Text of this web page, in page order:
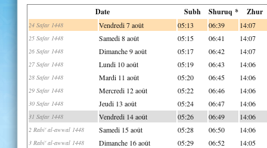
Date Subh Shuruq * Zhur
24 Safar 1448 Vendredi 7 août 05:13 06:39 14:07
25 Safar 1448 Samedi 8 août 05:15 06:41 14:07
26 Safar 1448 Dimanche 9 août 05:17 06:42 14:07
27 Safar 1448 Lundi 10 août 05:19 06:43 14:06
28 Safar 1448 Mardi 11 août 05:20 06:45 14:06
29 Safar 1448 Mercredi 12 août 05:22 06:46 14:06
30 Safar 1448 Jeudi 13 août 05:24 06:47 14:06
31 Safar 1448 Vendredi 14 août 05:26 06:49 14:06
2 Rabi' al-awwal 1448 Samedi 15 août 05:28 06:50 14:06
3 Rabi' al-awwal 1448 Dimanche 16 août 05:29 06:52 14:05